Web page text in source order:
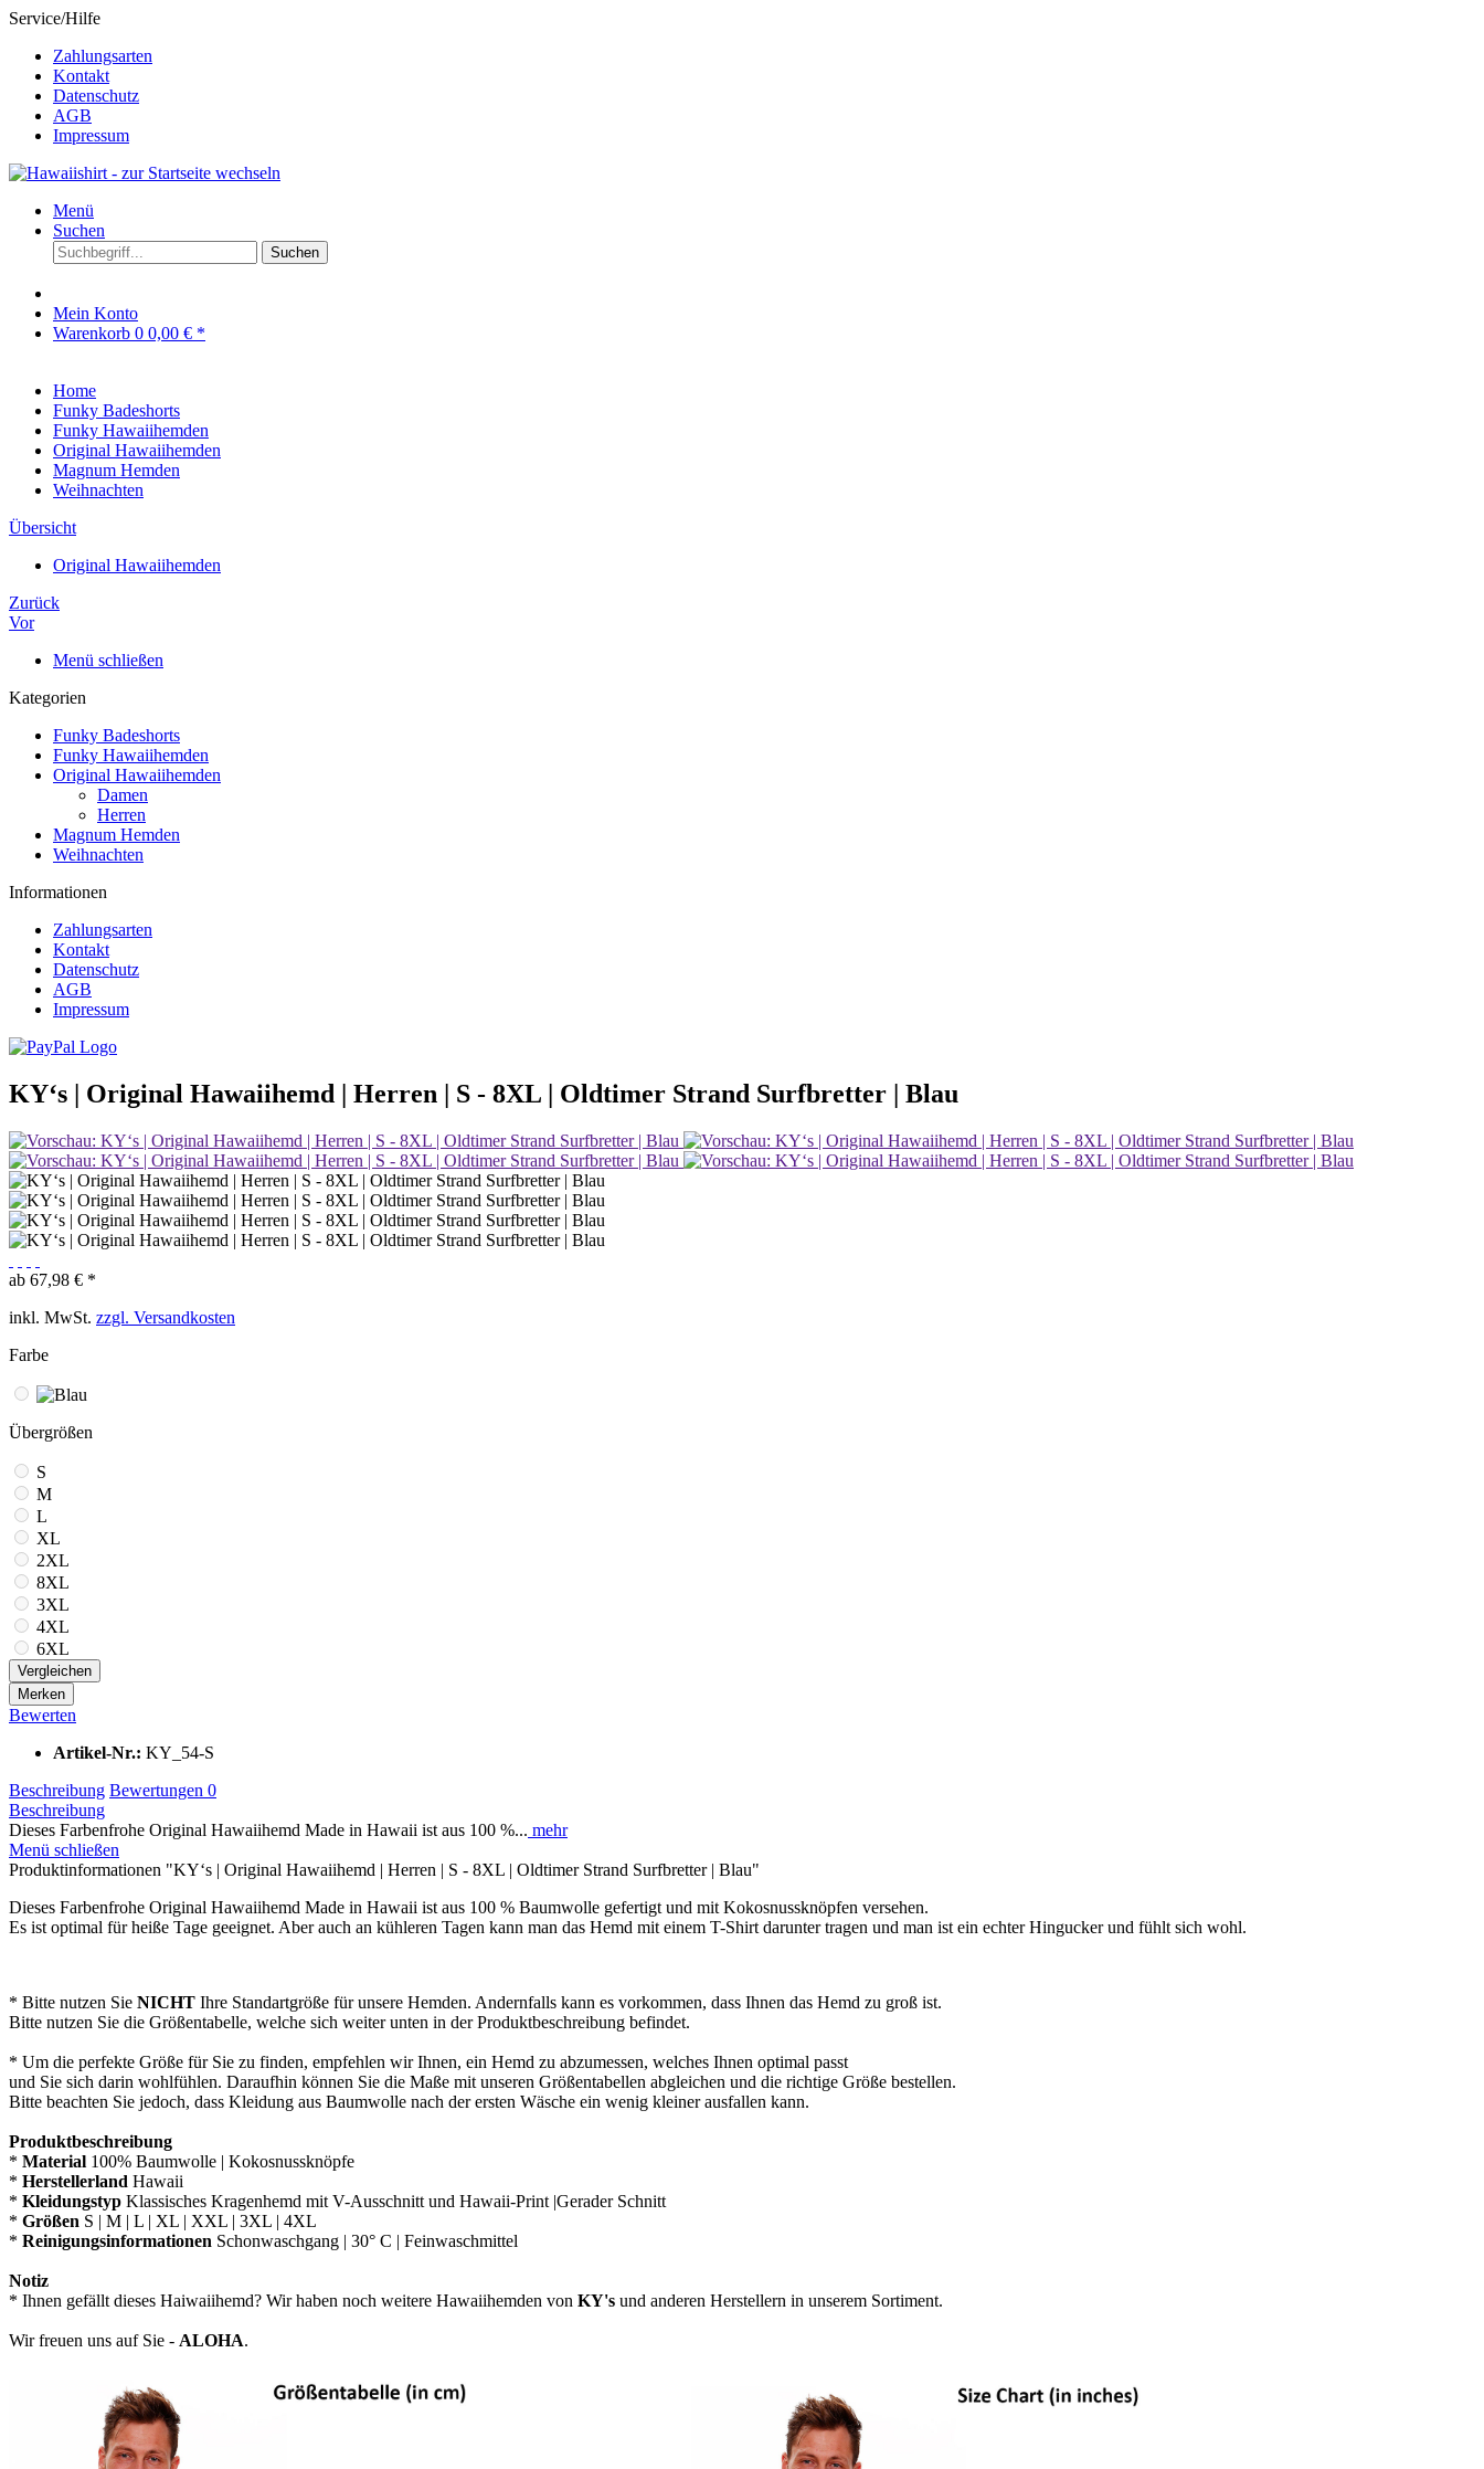
Service/Hilfe
Zahlungsarten
Kontakt
Datenschutz
AGB
Impressum
Menü
Suchen
Suchen
Mein Konto
Warenkorb 0 0,00 € *
Home
Funky Badeshorts
Funky Hawaiihemden
Original Hawaiihemden
Magnum Hemden
Weihnachten
Übersicht
Original Hawaiihemden
Zurück
Vor
Menü schließen
Kategorien
Funky Badeshorts
Funky Hawaiihemden
Original Hawaiihemden
Damen
Herren
Magnum Hemden
Weihnachten
Informationen
Zahlungsarten
Kontakt
Datenschutz
AGB
Impressum
KY‘s | Original Hawaiihemd | Herren | S - 8XL | Oldtimer Strand Surfbretter | Blau
ab 67,98 € *
inkl. MwSt. zzgl. Versandkosten
Farbe
Übergrößen
S
M
L
XL
2XL
8XL
3XL
4XL
6XL
Vergleichen
Merken
Bewerten
Artikel-Nr.: KY_54-S
Beschreibung Bewertungen 0
Beschreibung
Dieses Farbenfrohe Original Hawaiihemd Made in Hawaii ist aus 100 %... mehr
Menü schließen
Produktinformationen "KY‘s | Original Hawaiihemd | Herren | S - 8XL | Oldtimer Strand Surfbretter | Blau"
Dieses Farbenfrohe Original Hawaiihemd Made in Hawaii ist aus 100 % Baumwolle gefertigt und mit Kokosnussknöpfen versehen.
Es ist optimal für heiße Tage geeignet. Aber auch an kühleren Tagen kann man das Hemd mit einem T-Shirt darunter tragen und man ist ein echter Hingucker und fühlt sich wohl.
* Bitte nutzen Sie NICHT Ihre Standartgröße für unsere Hemden. Andernfalls kann es vorkommen, dass Ihnen das Hemd zu groß ist.
Bitte nutzen Sie die Größentabelle, welche sich weiter unten in der Produktbeschreibung befindet.
* Um die perfekte Größe für Sie zu finden, empfehlen wir Ihnen, ein Hemd zu abzumessen, welches Ihnen optimal passt
und Sie sich darin wohlfühlen. Daraufhin können Sie die Maße mit unseren Größentabellen abgleichen und die richtige Größe bestellen.
Bitte beachten Sie jedoch, dass Kleidung aus Baumwolle nach der ersten Wäsche ein wenig kleiner ausfallen kann.
Produktbeschreibung
* Material 100% Baumwolle | Kokosnussknöpfe
* Herstellerland Hawaii
* Kleidungstyp Klassisches Kragenhemd mit V-Ausschnitt und Hawaii-Print |Gerader Schnitt
* Größen S | M | L | XL | XXL | 3XL | 4XL
* Reinigungsinformationen Schonwaschgang | 30° C | Feinwaschmittel
Notiz
* Ihnen gefällt dieses Haiwaiihemd? Wir haben noch weitere Hawaiihemden von KY's und anderen Herstellern in unserem Sortiment.
Wir freuen uns auf Sie - ALOHA.